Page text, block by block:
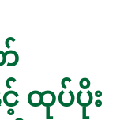
ထုပ်ပိုး